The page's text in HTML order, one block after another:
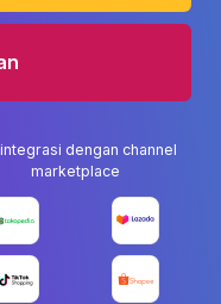
dengan channel
marketplace